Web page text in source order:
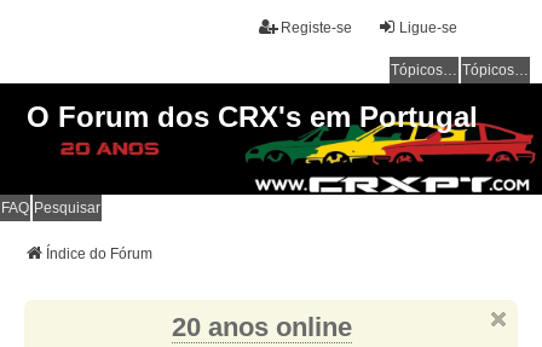
Ligue-se
Registe-se
Tópicos sem resposta Tópicos ativos
O Forum dos CRX's em Portugal
FAQ Pesquisar
Índice do Fórum
20 anos online